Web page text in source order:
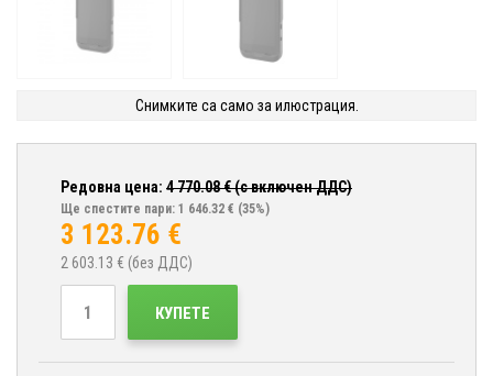
Снимките са само за илюстрация.
Редовна цена: 4 770.08€ (с включен ДДС)
Ще спестите пари: 1 646.32 € (35%)
3 123.76 €
2 603.13 € (без ДДС)
КУПЕТЕ